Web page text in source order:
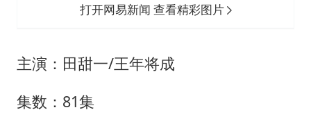
打开网易新闻 查看精彩图片
主演：田甜一/王年将成
集数：81集